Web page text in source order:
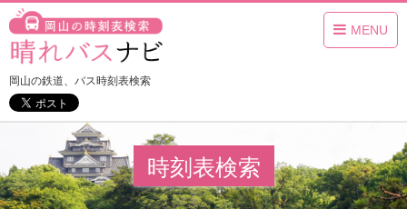
MENU
岡山の鉄道、バス時刻表検索
時刻表検索